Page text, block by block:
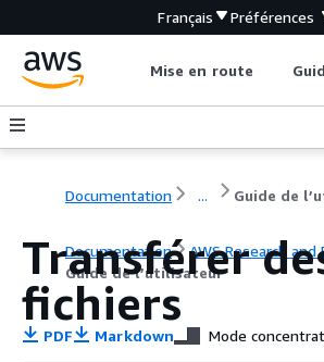
Français Préférences
Mise en route
Documentation ... Guide de
Documentation
AWS Research
Guide de l’utilisateur
Transférer
fichiers
PDF Markdown Mode